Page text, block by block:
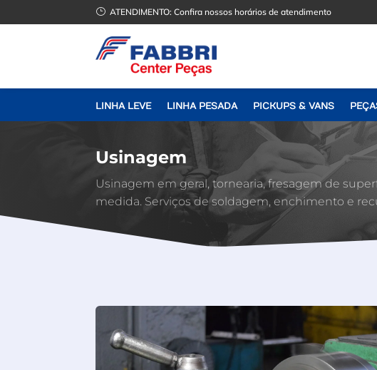
} ATENDIMENTO:Confira nossos horários de atendimento
LINHA LEVE LINHA PESADA PICKUPS & VANS
Usinagem
Usinagem em geral, tornearia, fresagem de
medida. Serviços de soldagem, enchimento e